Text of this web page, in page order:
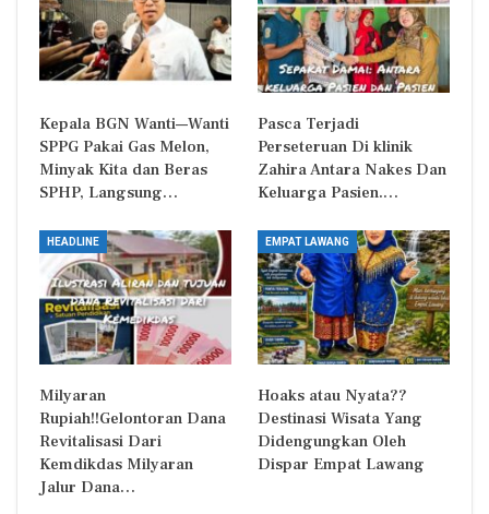
Kepala BGN Wanti—Wanti
SPPG Pakai Gas Melon,
Minyak Kita dan Beras
SPHP, Langsung…
Pasca Terjadi
Perseteruan Di klinik
Zahira Antara Nakes Dan
Keluarga Pasien.…
HEADLINE
Milyaran
Rupiah!!Gelontoran Dana
Revitalisasi Dari
Kemdikdas Milyaran
Jalur Dana…
EMPAT LAWANG
Hoaks atau Nyata??
Destinasi Wisata Yang
Didengungkan Oleh
Dispar Empat Lawang